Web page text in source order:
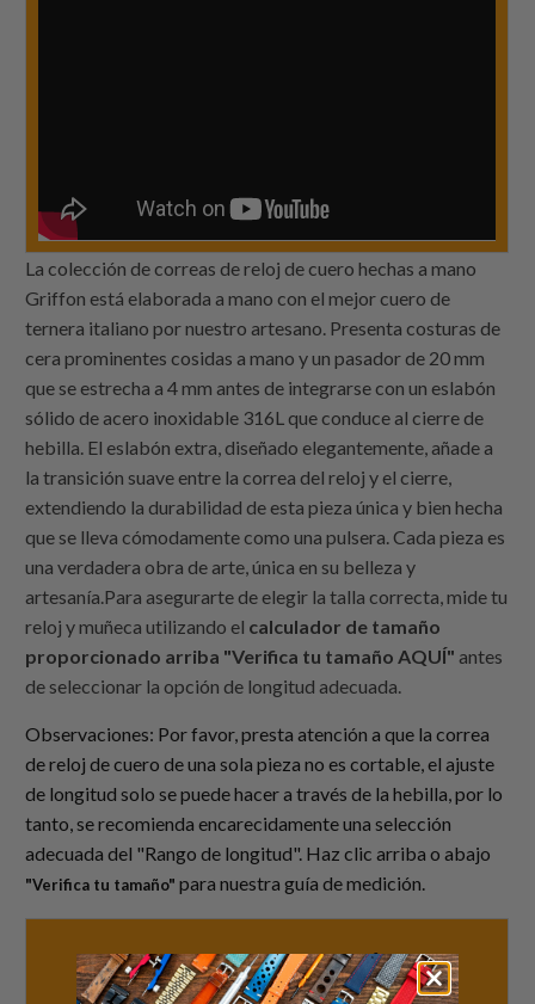
La colección de correas de reloj de cuero hechas a mano
Griffon está elaborada a mano con el mejor cuero de
ternera italiano por nuestro artesano. Presenta costuras de
cera prominentes cosidas a mano y un pasador de 20 mm
que se estrecha a 4 mm antes de integrarse con un eslabón
sólido de acero inoxidable 316L que conduce al cierre de
hebilla. El eslabón extra, diseñado elegantemente, añade a
la transición suave entre la correa del reloj y el cierre,
extendiendo la durabilidad de esta pieza única y bien hecha
que se lleva cómodamente como una pulsera. Cada pieza es
una verdadera obra de arte, única en su belleza y
artesanía.Para asegurarte de elegir la talla correcta, mide tu
reloj y muñeca utilizando el calculador de tamaño
proporcionado arriba "Verifica tu tamaño AQUÍ" antes
de seleccionar la opción de longitud adecuada.
Observaciones: Por favor, presta atención a que la correa
de reloj de cuero de una sola pieza no es cortable, el ajuste
de longitud solo se puede hacer a través de la hebilla, por lo
tanto, se recomienda encarecidamente una selección
adecuada del "Rango de longitud". Haz clic arriba o abajo
"Verifica tu tamaño" para nuestra guía de medición.
Verifica tu tamañoAQUÍ